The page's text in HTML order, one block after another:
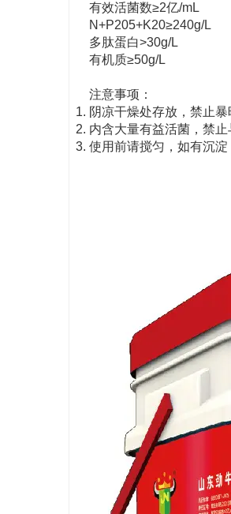
有效活菌数≥2亿/mL
N+P205+K20≥240g/L
多肽蛋白>30g/L
有机质≥50g/L
注意事项：
阴凉干燥处存放，禁止暴
内含大量有益活菌，禁止
使用前请搅匀，如有沉淀